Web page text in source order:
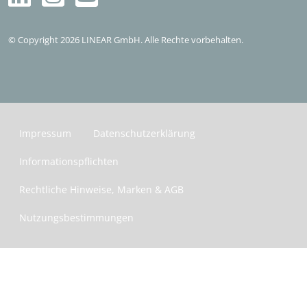
Kostenlos testen
© Copyright 2026 LINEAR GmbH. Alle Rechte vorbehalten.
Impressum Datenschutzerklärung
Informationspflichten
Rechtliche Hinweise, Marken & AGB
Nutzungsbestimmungen